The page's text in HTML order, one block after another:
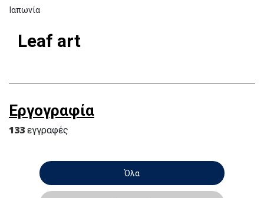
Ιαπωνία
Leaf art
Εργογραφία
133 εγγραφές
Όλα